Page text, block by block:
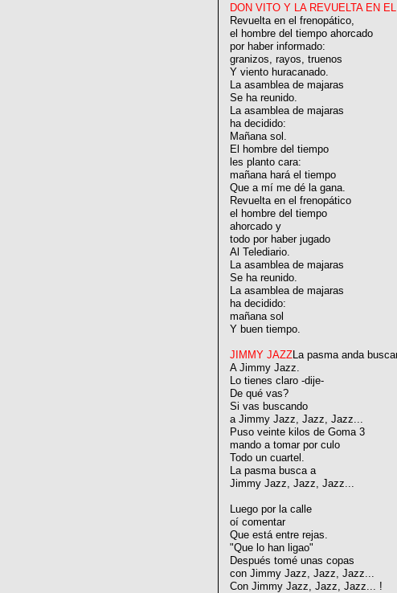
DON VITO Y LA REVUELTA EN
Revuelta en el frenopático,
el hombre del tiempo ahorcado
por haber informado:
granizos, rayos, truenos
Y viento huracanado.
La asamblea de majaras
Se ha reunido.
La asamblea de majaras
ha decidido:
Mañana sol.
El hombre del tiempo
les planto cara:
mañana hará el tiempo
Que a mí me dé la gana.
Revuelta en el frenopático
el hombre del tiempo
ahorcado y
todo por haber jugado
Al Telediario.
La asamblea de majaras
Se ha reunido.
La asamblea de majaras
ha decidido:
mañana sol
Y buen tiempo.
JIMMY JAZZ La pasma anda
A Jimmy Jazz.
Lo tienes claro -dije-
De qué vas?
Si vas buscando
a Jimmy Jazz, Jazz, Jazz...
Puso veinte kilos de Goma 3
mando a tomar por culo
Todo un cuartel.
La pasma busca a
Jimmy Jazz, Jazz, Jazz...
Luego por la calle
oí comentar
Que está entre rejas.
"Que lo han ligao"
Después tomé unas copas
con Jimmy Jazz, Jazz, Jazz...
Con Jimmy Jazz, Jazz, Jazz... !